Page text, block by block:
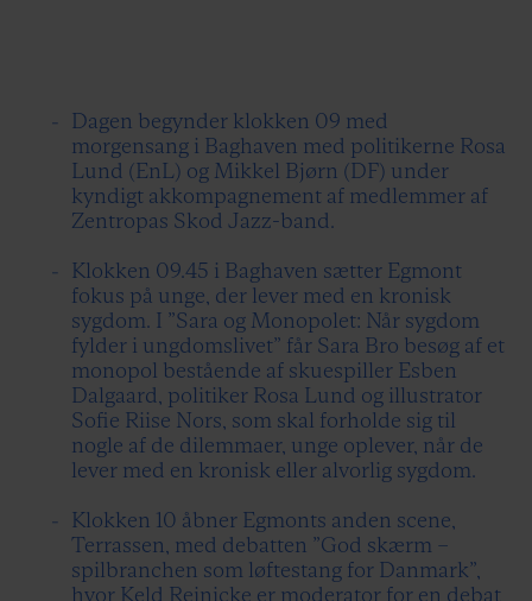
Dagen begynder klokken 09 med
morgensang i Baghaven med politikerne Rosa
Lund (EnL) og Mikkel Bjørn (DF) under
kyndigt akkompagnement af medlemmer af
Zentropas Skod Jazz-band.
Klokken 09.45 i Baghaven sætter Egmont
fokus på unge, der lever med en kronisk
sygdom. I ”Sara og Monopolet: Når sygdom
fylder i ungdomslivet” får Sara Bro besøg af et
monopol bestående af skuespiller Esben
Dalgaard, politiker Rosa Lund og illustrator
Sofie Riise Nors, som skal forholde sig til
nogle af de dilemmaer, unge oplever, når de
lever med en kronisk eller alvorlig sygdom.
Klokken 10 åbner Egmonts anden scene,
Terrassen, med debatten ”God skærm –
spilbranchen som løftestang for Danmark”,
hvor Keld Reinicke er moderator for en debat